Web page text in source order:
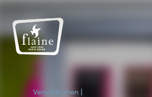
Verwelkomen